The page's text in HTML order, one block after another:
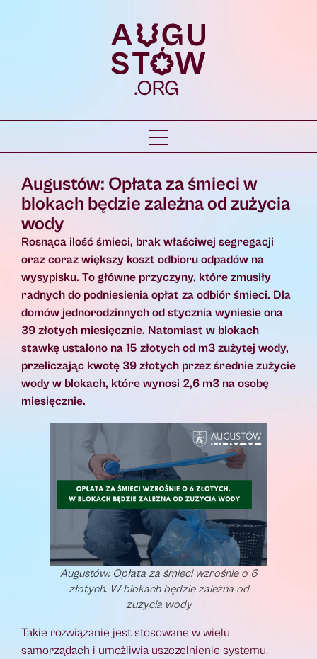
Augustów: Opłata za śmieci w
blokach będzie zależna od zużycia
wody
Rosnąca ilość śmieci, brak właściwej segregacji
oraz coraz większy koszt odbioru odpadów na
wysypisku. To główne przyczyny, które zmusiły
radnych do podniesienia opłat za odbiór śmieci. Dla
domów jednorodzinnych od stycznia wyniesie ona
39 złotych miesięcznie. Natomiast w blokach
stawkę ustalono na 15 złotych od m3 zużytej wody,
przeliczając kwotę 39 złotych przez średnie zużycie
wody w blokach, które wynosi 2,6 m3 na osobę
miesięcznie.
Augustów: Opłata za śmieci wzrośnie o 6
złotych. W blokach będzie zależna od
zużycia wody
Takie rozwiązanie jest stosowane w wielu
samorządach i umożliwia uszczelnienie systemu.